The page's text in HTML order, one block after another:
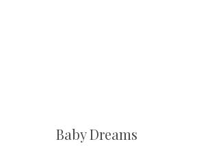
Baby Dreams